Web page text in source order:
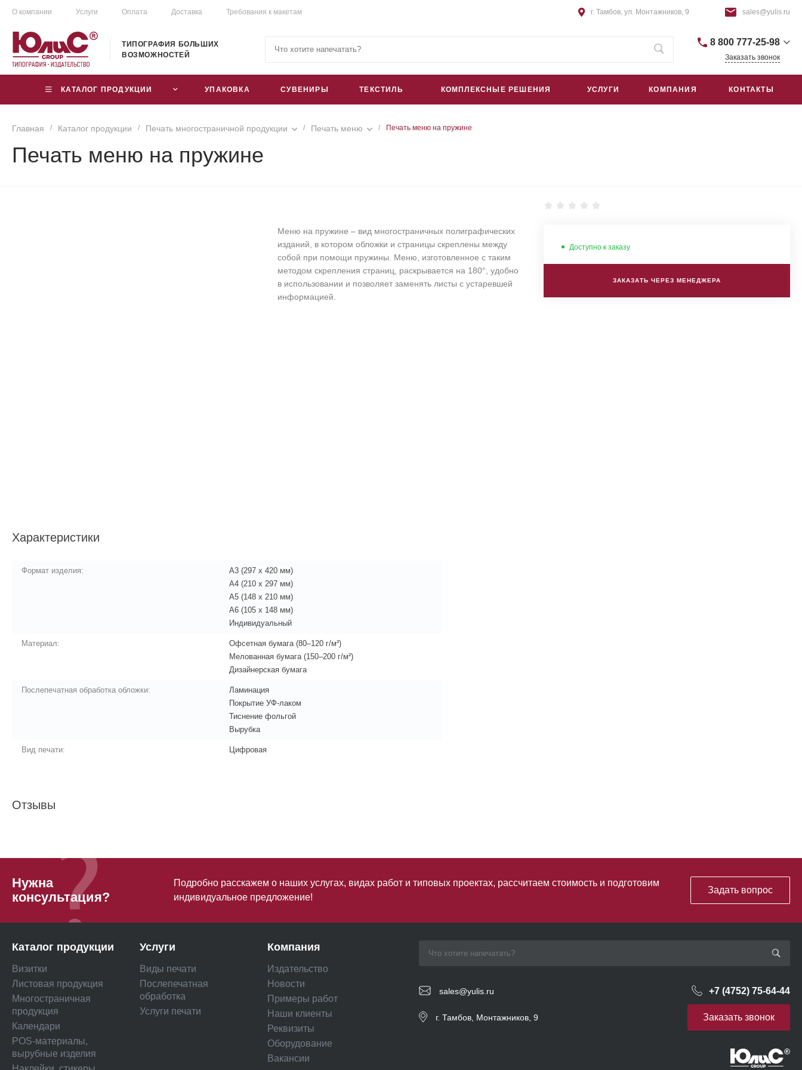
О компании Услуги Оплата Доставка Требования к макетам г. Тамбов, ул. Монтажников, 9 sales@yulis.ru
ТИПОГРАФИЯ БОЛЬШИХ
ВОЗМОЖНОСТЕЙ
8 800 777-25-98
+7 (4752) 75-64-44
г. Тамбов, Монтажников, 9
пн – пт: 9:00–18:00
Заказать звонок
КАТАЛОГ ПРОДУКЦИИ УПАКОВКА СУВЕНИРЫ ТЕКСТИЛЬ КОМПЛЕКСНЫЕ РЕШЕНИЯ УСЛУГИ КОМПАНИЯ КОНТАКТЫ
Главная / Каталог продукции / Печать многостраничной продукции / Печать меню / Печать меню на пружине
Печать меню на пружине
Меню на пружине – вид многостраничных полиграфических
изданий, в котором обложки и страницы скреплены между
собой при помощи пружины. Меню, изготовленное с таким
методом скрепления страниц, раскрывается на 180°, удобно
в использовании и позволяет заменять листы с устаревшей
информацией.
Доступно к заказу
ЗАКАЗАТЬ ЧЕРЕЗ МЕНЕДЖЕРА
Характеристики
Формат изделия:
А3 (297 x 420 мм)
А4 (210 x 297 мм)
А5 (148 x 210 мм)
A6 (105 x 148 мм)
Индивидуальный
Материал:
Офсетная бумага (80–120 г/м²)
Мелованная бумага (150–200 г/м²)
Дизайнерская бумага
Послепечатная обработка обложки:
Ламинация
Покрытие УФ-лаком
Тиснение фольгой
Вырубка
Вид печати: Цифровая
Отзывы
Нужна
консультация?
Подробно расскажем о наших услугах, видах работ и типовых проектах, рассчитаем стоимость и подготовим
индивидуальное предложение!
Задать вопрос
Каталог продукции
Визитки
Листовая продукция
Многостраничная
продукция
Календари
POS-материалы,
вырубные изделия
Услуги
Виды печати
Послепечатная
обработка
Услуги печати
Компания
Издательство
Новости
Примеры работ
Наши клиенты
Реквизиты
Оборудование
Вакансии
sales@yulis.ru +7 (4752) 75-64-44
г. Тамбов, Монтажников, 9 Заказать звонок